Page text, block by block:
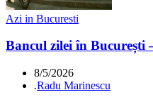
Azi in Bucuresti
Bancul zilei în București
8/5/2026
.Radu Marinescu